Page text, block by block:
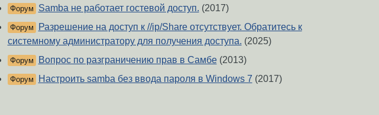
Форум Samba не работает гостевой доступ. (2017)
Форум
Разрешение на доступ к //ip/Share отсутствует. Обратитесь к
системному администратору для получения доступа. (2025)
Форум Вопрос по разграничению прав в Самбе(2013)
Форум Настроить samba без ввода пароля в Windows 7 (2017)